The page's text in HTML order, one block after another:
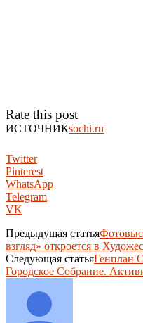
Rate this post
ИСТОЧНИКsochi.ru
Twitter
Pinterest
WhatsApp
Telegram
VK
Предыдущая статья
взгляд» откроется в
Следующая статьяГенплан
Городское Собрание.